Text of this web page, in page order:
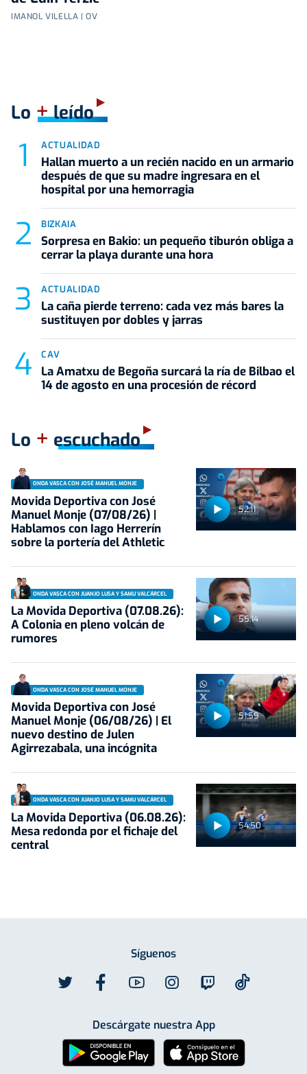
IMANOL VILELLA | OV
Lo +leído
ACTUALIDAD
Hallan muerto a un recién nacido en un armario
después de que su madre ingresara en el
hospital por una hemorragia
BIZKAIA
Sorpresa en Bakio: un pequeño tiburón obliga a
cerrar la playa durante una hora
ACTUALIDAD
La caña pierde terreno: cada vez más bares la
sustituyen por dobles y jarras
CAV
La Amatxu de Begoña surcará la ría de Bilbao el
14 de agosto en una procesión de récord
Lo + escuchado
52:11
ONDA VASCA CON JOSÉ MANUEL MONJE
Movida Deportiva con José
Manuel Monje (07/08/26) |
Hablamos con Iago Herrerín
sobre la portería del Athletic
55:14
ONDA VASCA CON JUANJO LUSA Y SAMU VALCÁRCEL
La Movida Deportiva (07.08.26):
A Colonia en pleno volcán de
rumores
51:59
ONDA VASCA CON JOSÉ MANUEL MONJE
Movida Deportiva con José
Manuel Monje (06/08/26) | El
nuevo destino de Julen
Agirrezabala, una incógnita
54:50
ONDA VASCA CON JUANJO LUSA Y SAMU VALCÁRCEL
La Movida Deportiva (06.08.26):
Mesa redonda por el fichaje del
central
Síguenos
Descárgate nuestra App